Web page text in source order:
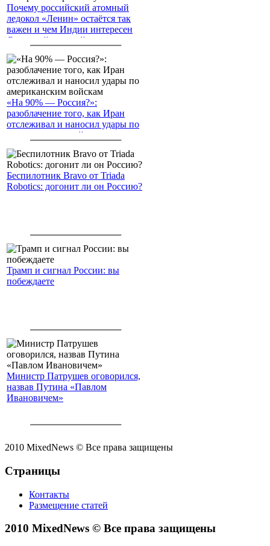
Почему российский атомный
ледокол «Ленин» остаётся так
важен и чем Индии интересен
Северный морской путь
«На 90% — Россия?»:
разоблачение того, как Иран
отслеживал и наносил удары по
американским войскам
Беспилотник Bravo от Triada
Robotics: догонит ли он Россию?
Трамп и сигнал России: вы
побеждаете
Министр Патрушев оговорился,
назвав Путина «Павлом
Ивановичем»
2010 MixedNews © Все права защищены
Страницы
Контакты
Размещение статей
2010 MixedNews © Все права защищены